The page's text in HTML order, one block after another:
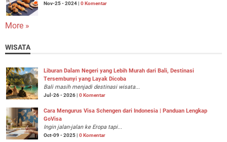
Nov-25 - 2024 | 0 Komentar
More »
WISATA
Liburan Dalam Negeri yang Lebih Murah dari Bali, Destinasi
Tersembunyi yang Layak Dicoba
Bali masih menjadi destinasi wisata...
Jul-26 - 2026 | 0 Komentar
Cara Mengurus Visa Schengen dari Indonesia | Panduan Lengkap
GoVisa
Ingin jalan-jalan ke Eropa tapi...
Oct-09 - 2025 | 0 Komentar